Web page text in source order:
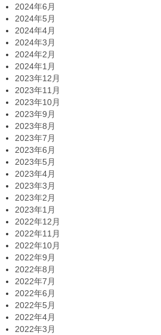
2024年6月
2024年5月
2024年4月
2024年3月
2024年2月
2024年1月
2023年12月
2023年11月
2023年10月
2023年9月
2023年8月
2023年7月
2023年6月
2023年5月
2023年4月
2023年3月
2023年2月
2023年1月
2022年12月
2022年11月
2022年10月
2022年9月
2022年8月
2022年7月
2022年6月
2022年5月
2022年4月
2022年3月